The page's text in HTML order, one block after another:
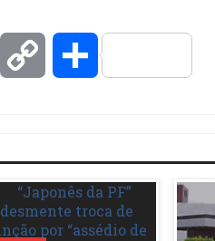
Email Copy Compartilhar